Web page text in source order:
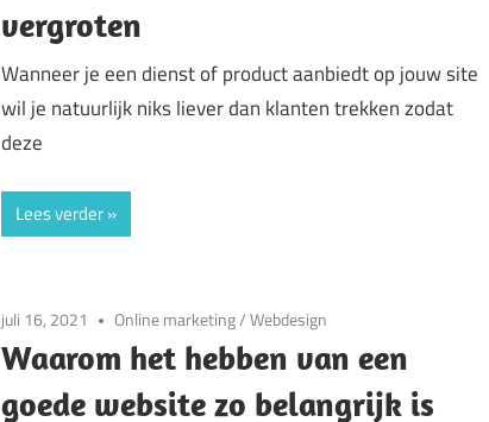
vergroten
Wanneer je een dienst of product aanbiedt op jouw site
wil je natuurlijk niks liever dan klanten trekken zodat
deze
Lees verder
juli 16, 2021 Online marketing/Webdesign
Waarom het hebben van een
goede website zo belangrijk is